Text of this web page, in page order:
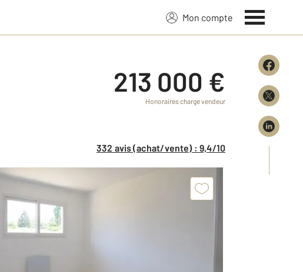
Mon compte
213 000 €
Honoraires charge vendeur
332 avis (achat/vente) : 9,4/10